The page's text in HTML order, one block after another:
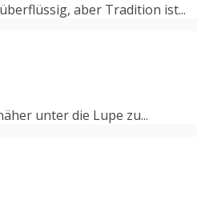
aber Tradition ist...
unter die Lupe zu...